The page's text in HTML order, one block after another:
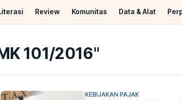
Review Komunitas Data & Alat
101/2016"
KEBIJAKAN PAJAK